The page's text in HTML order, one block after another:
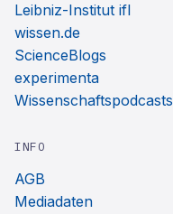
Leibniz-Institut ifl
wissen.de
ScienceBlogs
experimenta
Wissenschaftspodcasts
INFO
AGB
Mediadaten